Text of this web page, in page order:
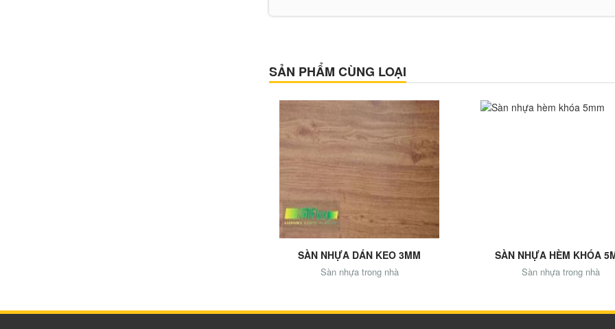
SẢN PHẨM CÙNG LOẠI
Add to Cart
SÀN NHỰA DÁN KEO 3MM
Sàn nhựa trong nhà
SÀN NHỰA HÈM KHÓA
Sàn nhựa trong nhà